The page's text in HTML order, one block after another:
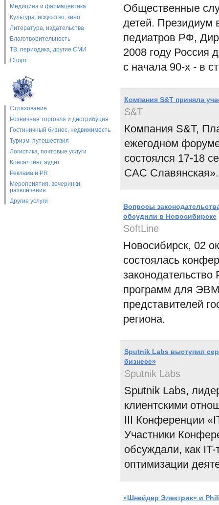
Медицина и фармацевтика
Культура, искусство, кино
Литература, издательства
Благотворительность
ТВ, периодика, другие СМИ
Спорт
Страхование
Розничная торговля и дистрибуция
Гостиничный бизнес, недвижимость
Туризм, путешествия
Логистика, почтовые услуги
Консалтинг, аудит
Реклама и PR
Мероприятия, вечеринки,
развлечения
Другие услуги
Общественные
детей. Президиум
педиатров РФ,
2008 году Россия
с начала 90-х - в
Компания S&T приняла
S&T
Компания S&T,
ежегодном
состоялся 17-18
САС Славянская».
Вопросы
обсудили в Новосибирске
SoftLine
Новосибирск, 02
состоялась
программ для
представителей
региона.
Sputnik Labs выступил
бизнесе»
Sputnik Labs
Sputnik Labs,
клиентскими
III Конференции
Участники
обсуждали, как IT-
оптимизации
«Шнейдер Электрик» и